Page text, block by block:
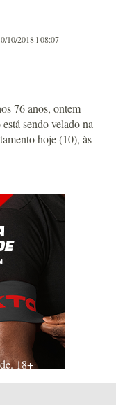
10/2018 l 08:07
76 anos, ontem
sendo velado na
hoje (10), às
18+